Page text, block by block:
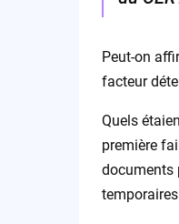
Peut-on
facteur
Quels
première
documents